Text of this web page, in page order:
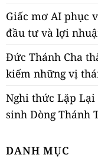
Giấc mơ AI phục
đầu tư và lợi
Đức Thánh Cha
kiếm những vị
Nghi thức Lặp Lại
sinh Dòng Thánh
DANH MỤC